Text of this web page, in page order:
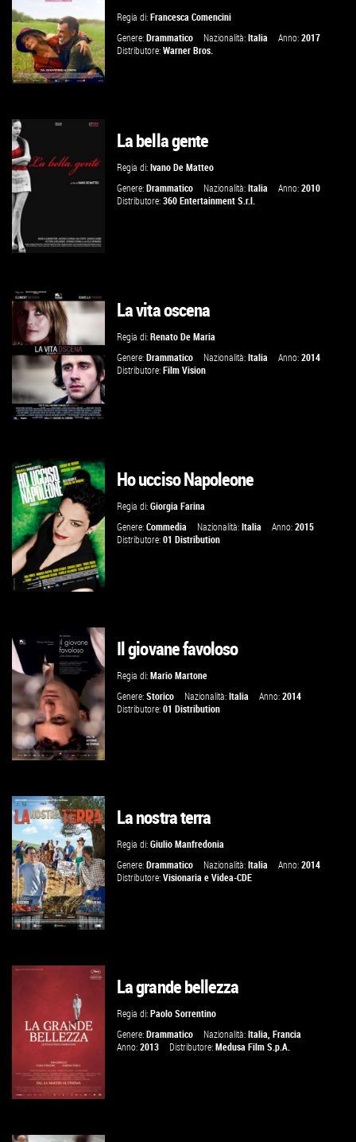
GUARDA IL TRAILER
VAI ALLA SCHEDA
Regia di:Francesca Comencini
Genere:Drammatico Nazionalità:Italia Anno:2017
Distributore:Warner Bros.
GUARDA IL TRAILER
VAI ALLA SCHEDA
La bella gente
Regia di:Ivano De Matteo
Genere:Drammatico Nazionalità:Italia Anno:2010
Distributore:360 Entertainment S.r.l.
VAI ALLA SCHEDA
La vita oscena
Regia di:Renato De Maria
Genere:Drammatico Nazionalità:Italia Anno:2014
Distributore:Film Vision
GUARDA IL TRAILER
VAI ALLA SCHEDA
Ho ucciso Napoleone
Regia di:Giorgia Farina
Genere:Commedia Nazionalità:Italia Anno:2015
Distributore:01 Distribution
VAI ALLA SCHEDA
Il giovane favoloso
Regia di:Mario Martone
Genere:Storico Nazionalità:Italia Anno:2014
Distributore:01 Distribution
VAI ALLA SCHEDA
La nostra terra
Regia di:Giulio Manfredonia
Genere:Drammatico Nazionalità:Italia Anno:2014
Distributore:Visionaria eVidea-CDE
La grande bellezza
Regia di:Paolo Sorrentino
Genere:Drammatico Nazionalità:Italia,Francia
Anno:2013 Distributore:Medusa Film S.p.A.